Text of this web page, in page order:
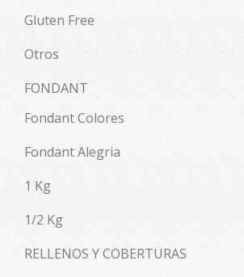
Gluten Free
Otros
FONDANT
Fondant Colores
Fondant Alegria
1 Kg
1/2 Kg
RELLENOS Y COBERTURAS